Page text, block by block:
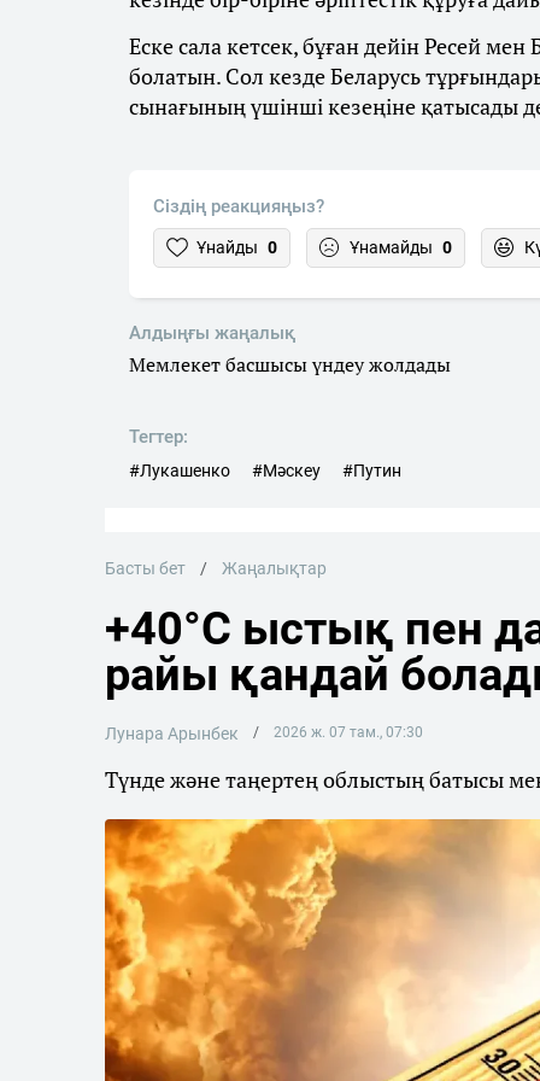
Еске сала кетсек, бұған дейін Ресей
болатын. Сол кезде Беларусь
сынағының үшінші кезеңіне қатысады
Сіздің реакцияңыз?
Ұнайды 0 Ұнамайды 0
Алдыңғы жаңалық
Мемлекет басшысы үндеу жолдады
Тегтер:
#Лукашенко #Мәскеу #Путин
Басты бет Жаңалықтар
+40°C ыстық пен
райы қандай
Лунара Арынбек 2026 ж. 07 там., 07:30
Түнде және таңертең облыстың батысы мен